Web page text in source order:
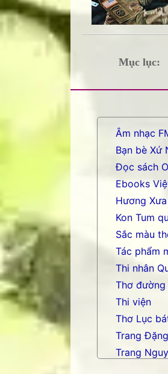
Mục lục:
Âm nhạc
Bạn bè Xứ
Đọc sách
Ebooks
Hương Xưa
Kon Tum
Sắc màu
Tác phẩm
Thi nhân
Thơ
Thi viện
Thơ Lục
Trang
Trang